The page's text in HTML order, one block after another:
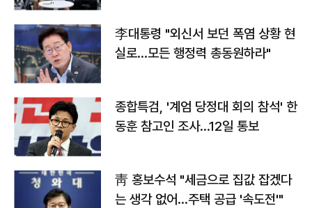
李대통령 "외신서 보던 폭염 상황 현
실로…모든 행정력 총동원하라"
종합특검, '계엄 당정대 회의 참석' 한
동훈 참고인 조사...12일 통보
靑 홍보수석 "세금으로 집값 잡겠다
는 생각 없어…주택 공급 '속도전'"